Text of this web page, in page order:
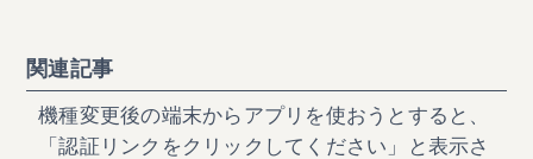
関連記事
機種変更後の端末からアプリを使おうとすると、
「認証リンクをクリックしてください」と表示さ